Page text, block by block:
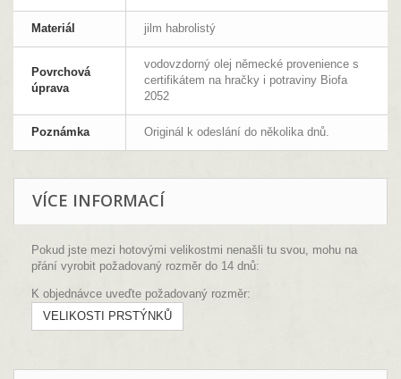
Materiál jilm habrolistý
Povrchová
úprava
vodovzdorný olej německé provenience s
certifikátem na hračky i potraviny Biofa
2052
Poznámka Originál k odeslání do několika dnů.
VÍCE INFORMACÍ
Pokud jste mezi hotovými velikostmi nenašli tu svou, mohu na
přání vyrobit požadovaný rozměr do 14 dnů:
K objednávce uveďte požadovaný rozměr:
VELIKOSTI PRSTÝNKŮ